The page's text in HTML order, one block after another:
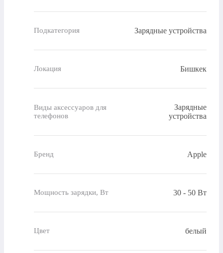
Подкатегория Зарядные устройства
Локация Бишкек
Виды аксессуаров для
телефонов
Зарядные
устройства
Бренд Apple
Мощность зарядки, Вт 30 - 50 Вт
Цвет белый